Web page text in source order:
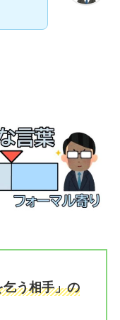
う相手」の